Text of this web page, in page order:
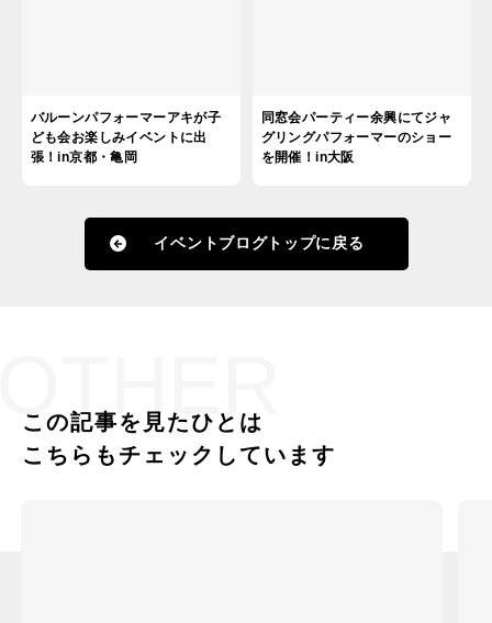
バルーンパフォーマーアキが子
ども会お楽しみイベントに出
張！in京都・亀岡
同窓会パーティー余興にてジャ
グリングパフォーマーのショー
を開催！in大阪
イベントブログトップに戻る
この記事を見たひとは
こちらもチェックしています